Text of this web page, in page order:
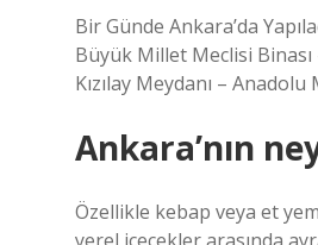
Bir Günde Ankara’da
Büyük Millet Meclisi
Kızılay Meydanı –
Ankara’nın
Özellikle kebap veya et